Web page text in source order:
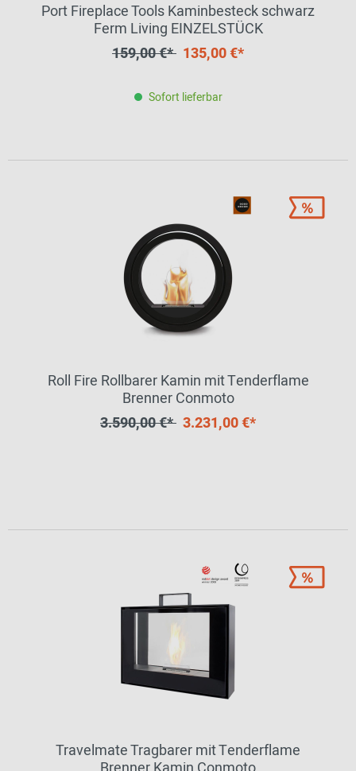
Port Fireplace Tools Kaminbesteck schwarz
Ferm Living EINZELSTÜCK
159,00 €* 135,00 €*
Sofort lieferbar
Roll Fire Rollbarer Kamin mit Tenderflame
Brenner Conmoto
3.590,00 €* 3.231,00 €*
Travelmate Tragbarer mit Tenderflame